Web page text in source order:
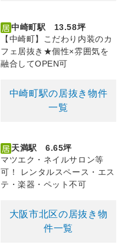
中崎町駅 13.58坪
【中崎町】こだわり内装のカ
フェ居抜き★個性×雰囲気を
融合してOPEN可
中崎町駅の居抜き物件
一覧
天満駅 6.65坪
マツエク・ネイルサロン等
可！ レンタルスペース・エス
テ・楽器・ペット不可
大阪市北区の居抜き物
件一覧